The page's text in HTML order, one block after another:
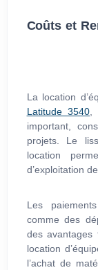
Coûts et
La location
Latitude 3540
important,
projets. Le
location
d’exploitation
Les
comme des
des avantages
location
l’achat de